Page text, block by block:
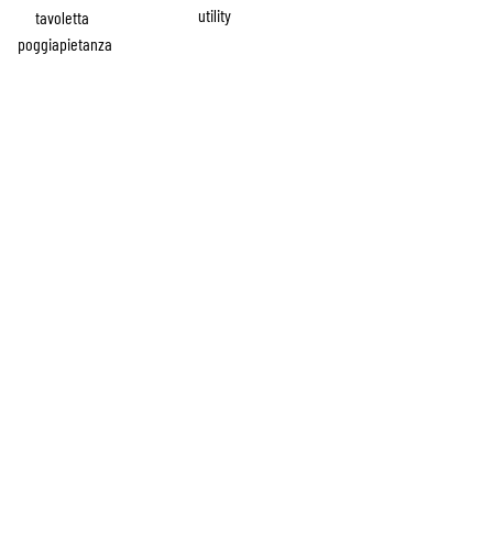
tavoletta
poggiapietanza
utility